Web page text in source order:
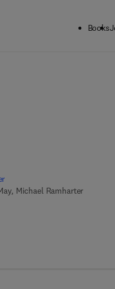
Books
Michael Ramharter